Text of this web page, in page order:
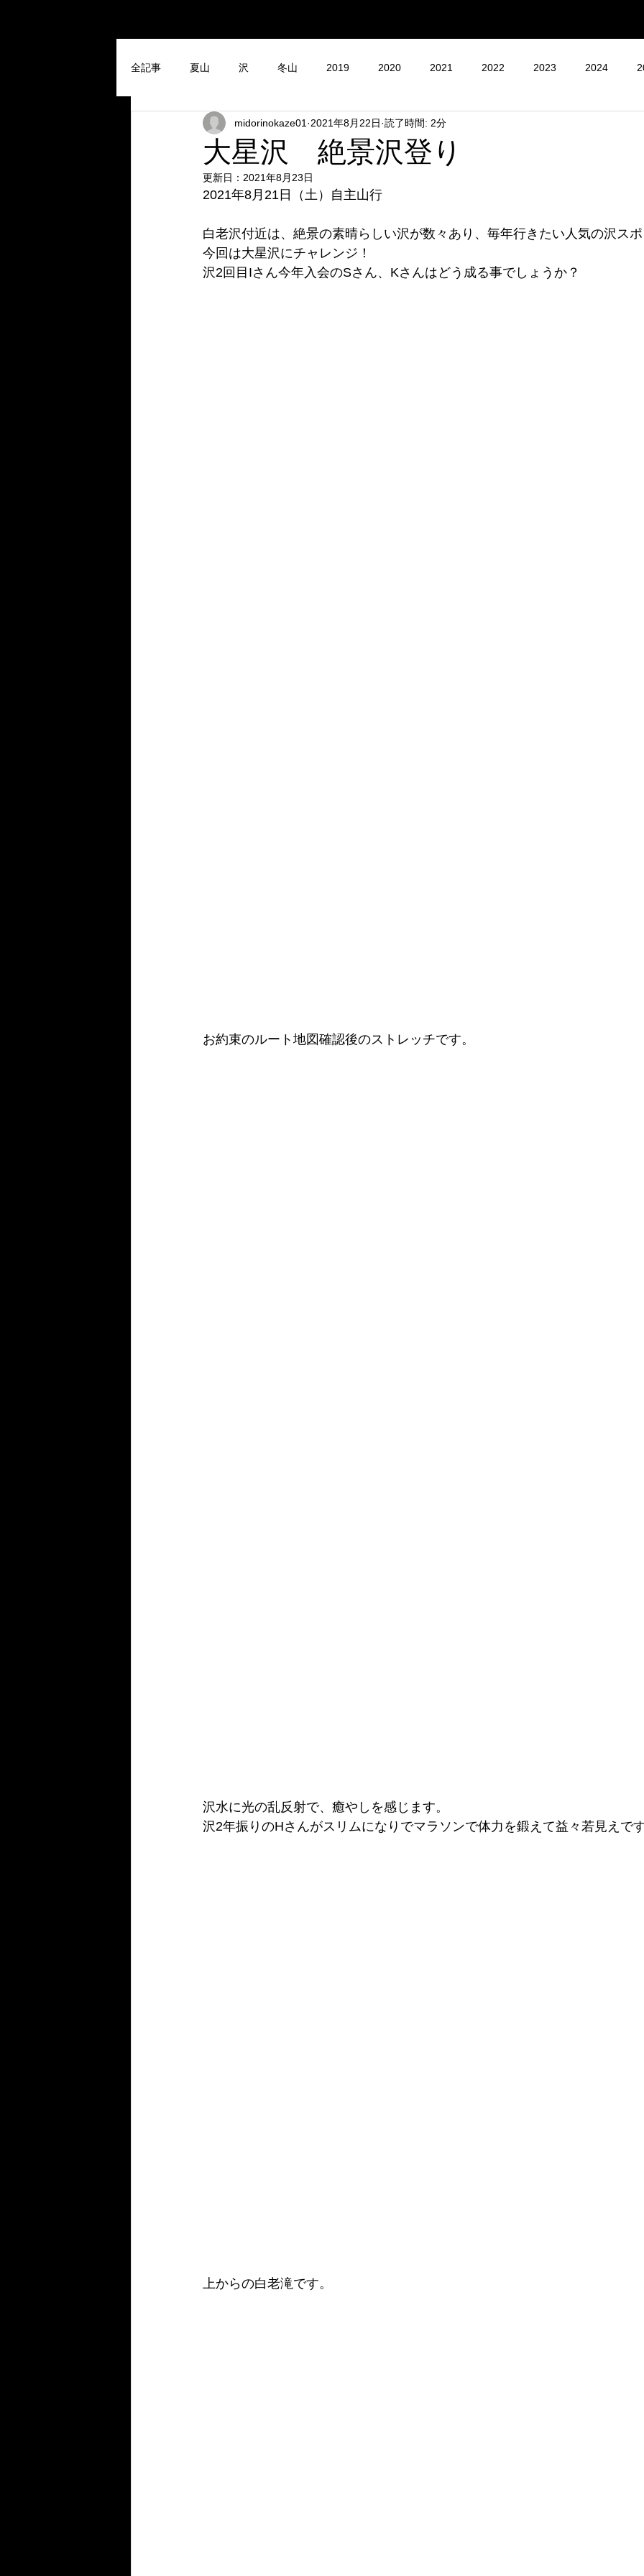
全記事 夏山 沢 冬山 2019 2020 2021 2022 2023 2024
大星沢 絶景沢登り
midorinokaze01 2021年8月22日 読了時間: 2分
更新日： 2021年8月23日
2021年8月21日（土）自主山行
白老沢付近は、絶景の素晴らしい沢が数々あり、毎年行きたい人気の沢ス
今回は大星沢にチャレンジ！
沢2回目Iさん今年入会のSさん、Kさんはどう成る事でしょうか？
お約束のルート地図確認後のストレッチです。
沢水に光の乱反射で、癒やしを感じます。
沢2年振りのHさんがスリムになりでマラソンで体力を鍛えて益々若見えで
上からの白老滝です。